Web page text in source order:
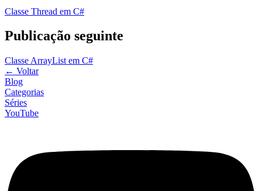
Classe Thread em C#
Publicação seguinte
Classe ArrayList em C#
← Voltar
Blog
Categorias
Séries
YouTube